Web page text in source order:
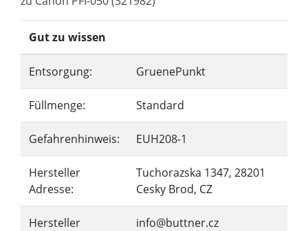
Gut zu wissen
Entsorgung: GruenePunkt
Füllmenge: Standard
Gefahrenhinweis: EUH208-1
Hersteller
Adresse:
Tuchorazska 1347, 28201
Cesky Brod, CZ
Hersteller
info@buttner.cz